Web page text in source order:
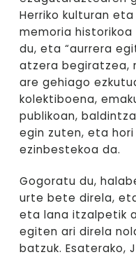
Herriko kulturan
memoria historikoa
du, eta “aurrera
atzera begiratzea,
are gehiago
kolektiboena,
publikoan,
egin zuten, eta
ezinbestekoa da.
Gogoratu du,
urte bete direla,
eta lana itzalpetik
egiten ari direla
batzuk. Esaterako,